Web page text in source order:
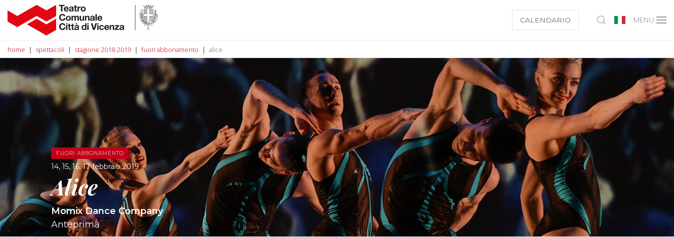
CALENDARIO MENU
home spettacoli stagione 2018-2019 fuori abbonamento alice
FUORI ABBONAMENTO
14, 15, 16, 17 febbraio 2019
Alice
Momix Dance Company
Anteprima